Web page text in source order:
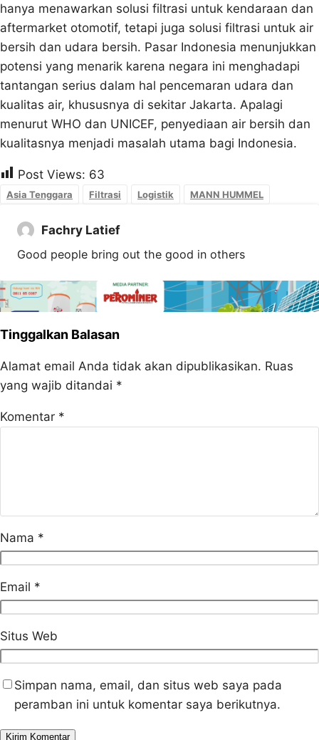
hanya menawarkan solusi filtrasi untuk kendaraan dan
aftermarket otomotif, tetapi juga solusi filtrasi untuk air
bersih dan udara bersih. Pasar Indonesia menunjukkan
potensi yang menarik karena negara ini menghadapi
tantangan serius dalam hal pencemaran udara dan
kualitas air, khususnya di sekitar Jakarta. Apalagi
menurut WHO dan UNICEF, penyediaan air bersih dan
kualitasnya menjadi masalah utama bagi Indonesia.
Post Views: 63
Asia Tenggara Filtrasi Logistik MANN HUMMEL
Fachry Latief
Good people bring out the good in others
Tinggalkan Balasan
Alamat email Anda tidak akan dipublikasikan. Ruas
yang wajib ditandai *
Komentar *
Nama *
Email *
Situs Web
Simpan nama, email, dan situs web saya pada
peramban ini untuk komentar saya berikutnya.